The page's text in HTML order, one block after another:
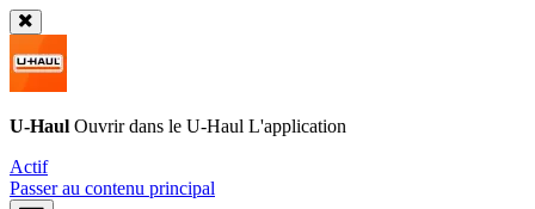
U-Haul Ouvrir dans le U-Haul L'application
Actif
Passer au contenu principal